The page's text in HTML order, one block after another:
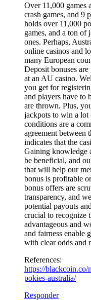
Over 11,000 games
crash games, and 9
holds over 11,000
games, and a ton
ones. Perhaps,
online casinos and
many European
Deposit bonuses
at an AU casino.
you get for
and players have to
are thrown. Plus,
jackpots to win a lot
conditions are a
agreement between
indicates that the
Gaining knowledge
be beneficial, and
that will help our
bonus is profitable
bonus offers are
transparency, and
potential payouts
crucial to recognize
advantageous and
and fairness enable
with clear odds and
References:
https://blackcoin.co/
pokies-australia/
Responder